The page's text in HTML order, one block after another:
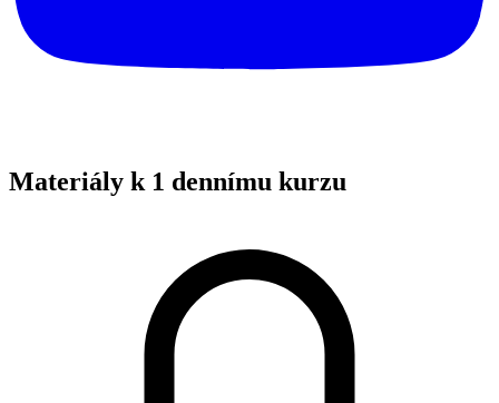
Materiály k 1 dennímu kurzu